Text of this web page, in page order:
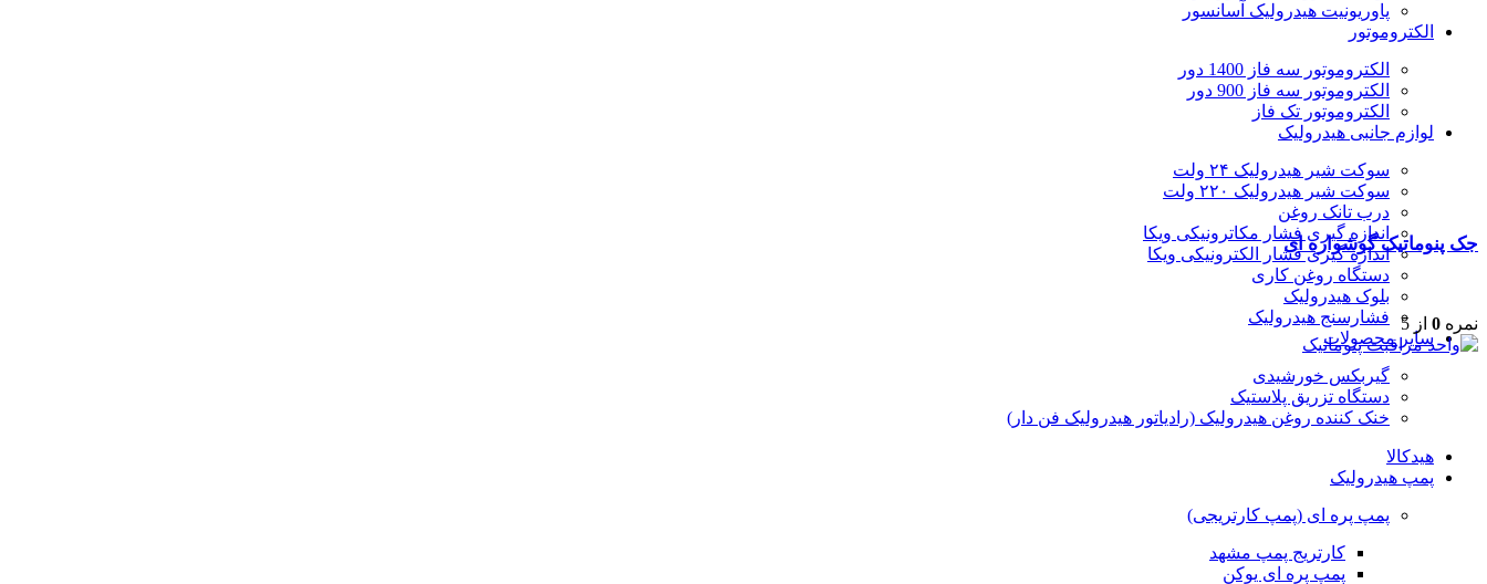
پاوریونیت هیدرولیک آسانسور
الکتروموتور
الکتروموتور سه فاز 1400 دور
الکتروموتور سه فاز 900 دور
الکتروموتور تک فاز
لوازم جانبی هیدرولیک
سوکت شیر هیدرولیک ۲۴ ولت
سوکت شیر هیدرولیک ۲۲۰ ولت
درب تانک روغن
اندازه گیری فشار مکاترونیکی ویکا
اندازه گیری فشار الکترونیکی ویکا
دستگاه روغن کاری
بلوک هیدرولیک
فشارسنج هیدرولیک
سایر محصولات
گیربکس خورشیدی
دستگاه تزریق پلاستیک
خنک کننده روغن هیدرولیک (رادیاتور هیدرولیک فن دار)
هیدکالا
پمپ هیدرولیک
پمپ پره ای (پمپ کارتریجی)
کارتریج پمپ مشهد
پمپ پره ای یوکن
جک پنوماتیک گوشواره ای
نمره 0 از 5